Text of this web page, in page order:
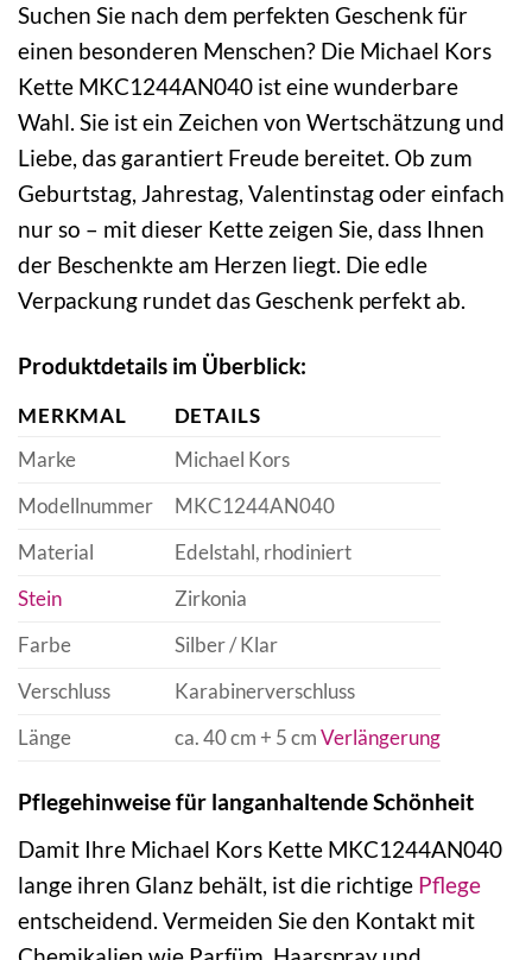
Suchen Sie nach dem perfekten Geschenk für
einen besonderen Menschen? Die Michael Kors
Kette MKC1244AN040 ist eine wunderbare
Wahl. Sie ist ein Zeichen von Wertschätzung und
Liebe, das garantiert Freude bereitet. Ob zum
Geburtstag, Jahrestag, Valentinstag oder einfach
nur so – mit dieser Kette zeigen Sie, dass Ihnen
der Beschenkte am Herzen liegt. Die edle
Verpackung rundet das Geschenk perfekt ab.
Produktdetails im Überblick:
MERKMAL
DETAILS
Marke
Michael Kors
Modellnummer
MKC1244AN040
Material
Edelstahl, rhodiniert
Stein
Zirkonia
Farbe
Silber / Klar
Verschluss
Karabinerverschluss
Länge
ca. 40 cm + 5 cmVerlängerung
Pflegehinweise für langanhaltende Schönheit
Damit Ihre Michael Kors Kette MKC1244AN040
lange ihren Glanz behält, ist die richtige Pflege
entscheidend. Vermeiden Sie den Kontakt mit